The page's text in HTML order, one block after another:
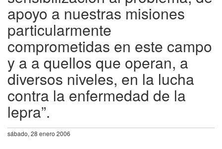
apoyo a nuestras misiones
particularmente
comprometidas en este campo
y a a quellos que operan, a
diversos niveles, en la lucha
contra la enfermedad de la
lepra”.
sábado, 28 enero 2006